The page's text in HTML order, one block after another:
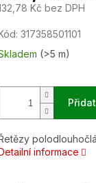
Kč bez DPH
317358501101
(>5 m)
informace